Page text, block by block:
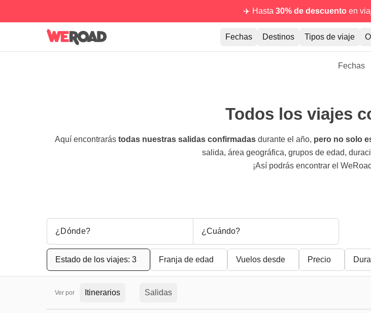
✈️ Hasta 30% de descuentoen
Fechas Destinos Tipos de viaje
Fechas
Todos los viajes
Aquí encontrarástodas nuestras salidas confirmadas durante el año, pero no solo
salida, área geográfica, grupos de edad,
¡Así podrás encontrar el
¿Cuándo?
Estado de los viajes: 3 Franja de edad Vuelos desde Precio
Ver por Itinerarios Salidas